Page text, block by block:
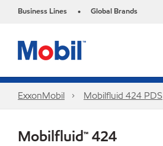
Business Lines • Global Brands
ExxonMobil Mobilfluid 424 PDS
Mobilfluid™ 424